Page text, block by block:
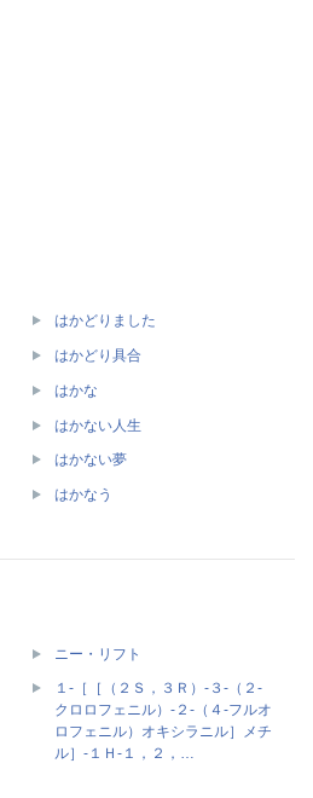
はかどりました
はかどり具合
はかな
はかない人生
はかない夢
はかなう
ニー・リフト
１‐［［（２Ｓ，３Ｒ）‐３‐（２‐
クロロフェニル）‐２‐（４‐フルオ
ロフェニル）オキシラニル］メチ
ル］‐１Ｈ‐１，２，…